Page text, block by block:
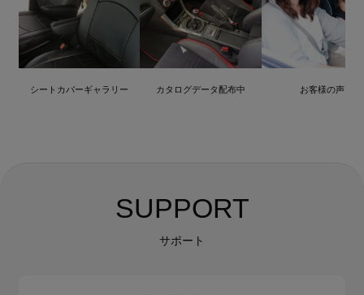
シートカバーギャラリー カタログデータ配布中 お客様の声
SUPPORT
サポート